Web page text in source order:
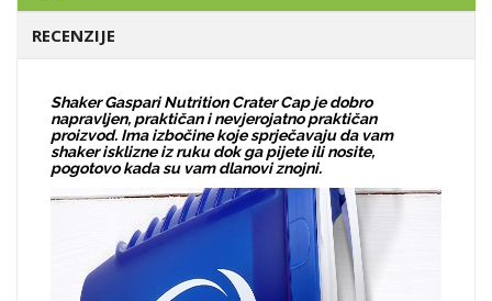
RECENZIJE
Shaker Gaspari Nutrition Crater Cap je dobro
napravljen, praktičan i nevjerojatno praktičan
proizvod. Ima izbočine koje sprječavaju da vam
shaker isklizne iz ruku dok ga pijete ili nosite,
pogotovo kada su vam dlanovi znojni.